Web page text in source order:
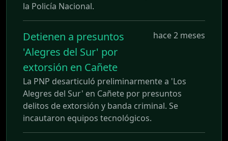
la Policía Nacional.
Detienen a presuntos
'Alegres del Sur' por
extorsión en Cañete
hace 2 meses
La PNP desarticuló preliminarmente a 'Los
Alegres del Sur' en Cañete por presuntos
delitos de extorsión y banda criminal. Se
incautaron equipos tecnológicos.